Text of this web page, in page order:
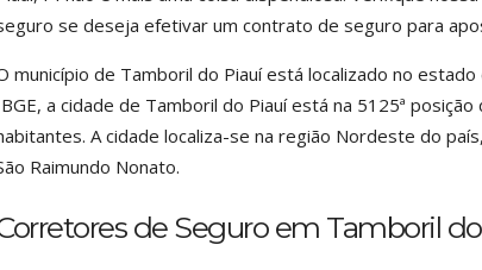
se deseja efetivar um contrato de seguro para
município de Tamboril do Piauí está localizado no
a cidade de Tamboril do Piauí está na 5125ª
A cidade localiza-se na região Nordeste do
Raimundo Nonato.
de Seguro em Tamboril